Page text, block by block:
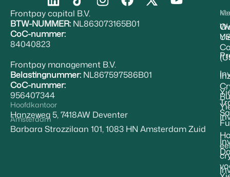
Frontpay capital B.V.
BTW-NUMMER: NL863073165B01
CoC-nummer:
84040823
Frontpay management B.V.
Belastingnummer: NL867597586B01
CoC-nummer:
956407344
Hoofdkantoor
Hanzeweg 5, 7418AW Deventer
Amsterdam
Barbara Strozzilaan 101, 1083 HN Amsterdam Zuid